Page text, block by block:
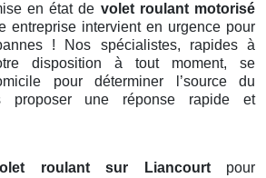
en état de volet roulant motorisé
entreprise intervient en urgence pour
! Nos spécialistes, rapides à
disposition à tout moment, se
pour déterminer l’source du
proposer une réponse rapide et
roulant sur Liancourt pour